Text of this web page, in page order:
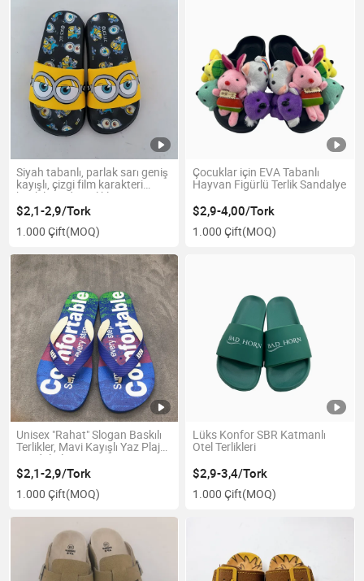
Siyah tabanlı, parlak sarı geniş
kayışlı, çizgi film karakteri
baskılı moda terlikler
$2,1-2,9/Tork
1.000 Çift(MOQ)
Çocuklar için EVA Tabanlı
Hayvan Figürlü Terlik Sandalye
$2,9-4,00/Tork
1.000 Çift(MOQ)
Unisex "Rahat" Slogan Baskılı
Terlikler, Mavi Kayışlı Yaz Plaj
Sandaletleri
$2,1-2,9/Tork
1.000 Çift(MOQ)
Lüks Konfor SBR Katmanlı
Otel Terlikleri
$2,9-3,4/Tork
1.000 Çift(MOQ)